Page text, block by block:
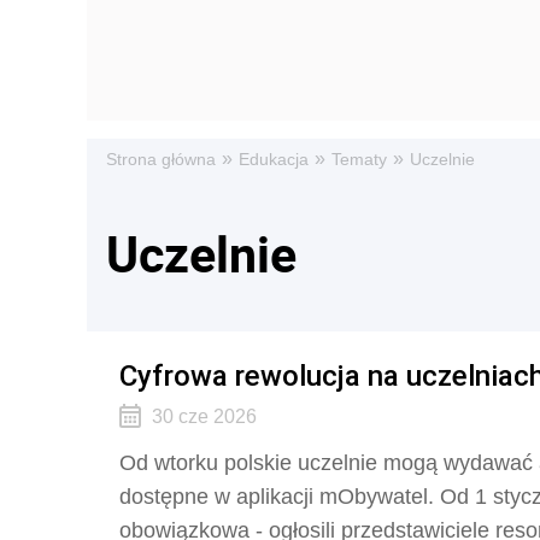
Strona główna » Edukacja » Tematy » Uczelnie
Uczelnie
Cyfrowa rewolucja na
30 cze 2026
Od wtorku polskie uczelnie mogą
dostępne w aplikacji mObywatel. Od 1
obowiązkowa - ogłosili przedstawiciele